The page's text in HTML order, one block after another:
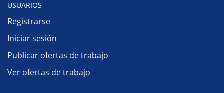
USUARIOS
Registrarse
Iniciar sesión
Publicar ofertas de trabajo
Ver ofertas de trabajo